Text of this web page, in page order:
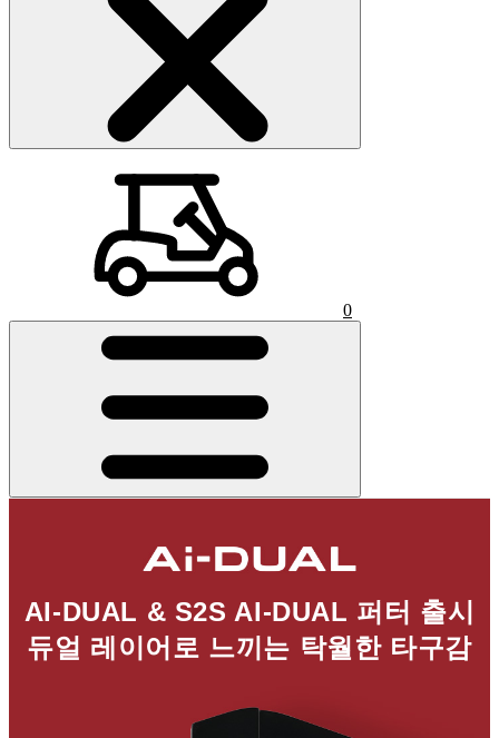
0
AI-DUAL & S2S AI-DUAL 퍼터 출시
듀얼 레이어로 느끼는 탁월한 타구감